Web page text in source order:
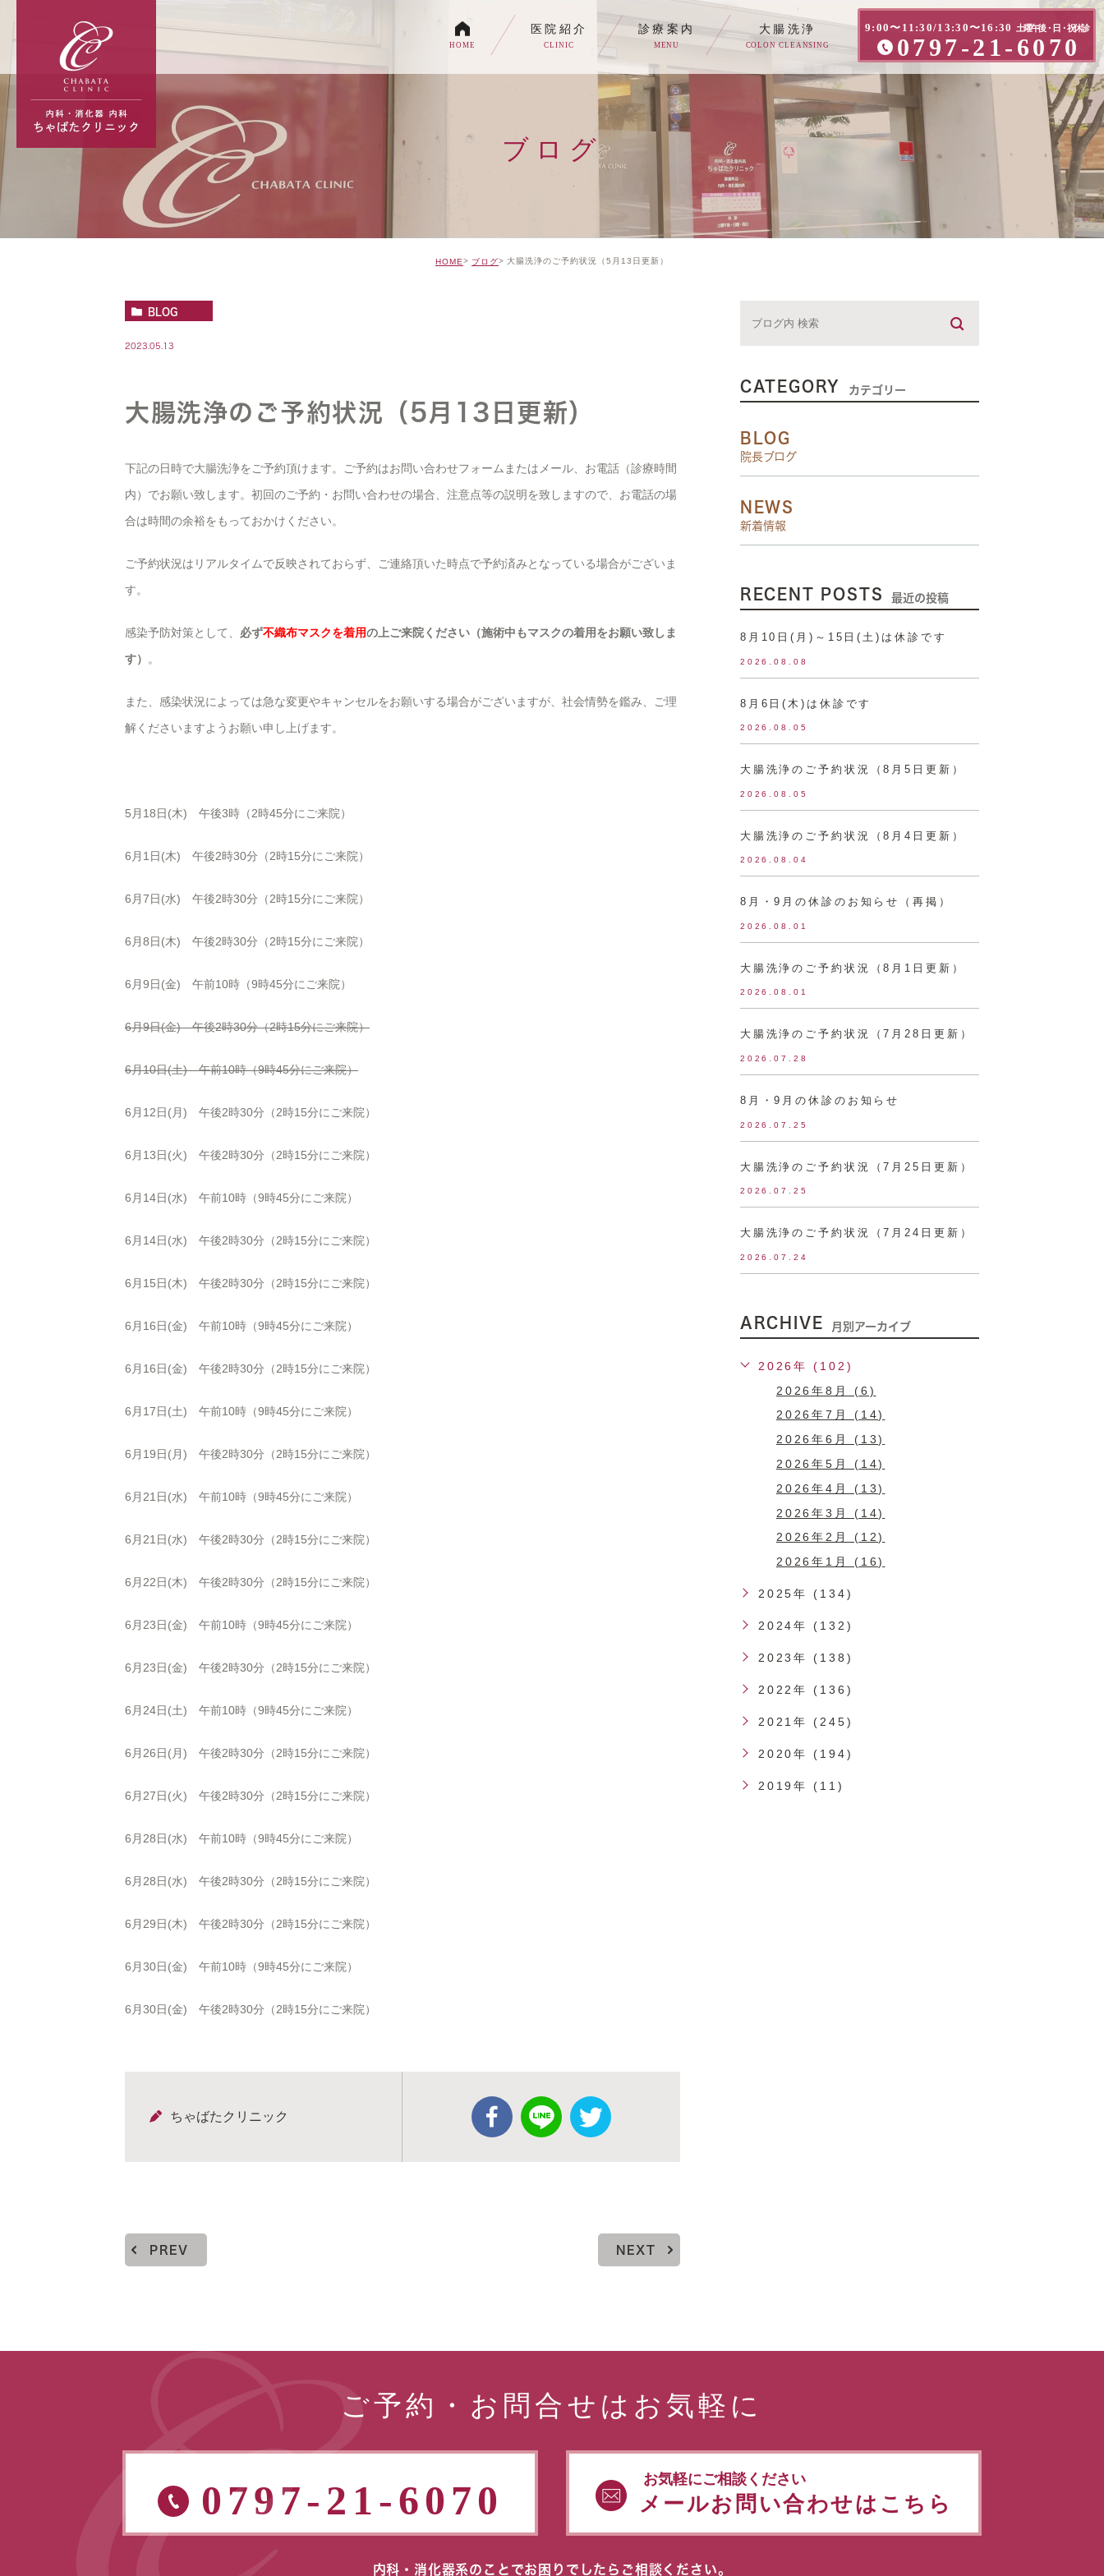
9:00〜11:30/13:30〜16:30 土曜午後・日・祝休診
0797-21-6070
HOME
医院紹介
CLINIC
診療案内
MENU
各種内視鏡検査について
生活習慣病
消化器内科・内科
トイレの症状でお悩みの方へ
大腸洗浄
COLON CLEANSING
ブログ
HOME ブログ 大腸洗浄のご予約状況（5月13日更新）
BLOG
2023.05.13
大腸洗浄のご予約状況（5月13日更新）
下記の日時で大腸洗浄をご予約頂けます。ご予約はお問い合わせフォームまたはメール、お電話（診療時間
内）でお願い致します。初回のご予約・お問い合わせの場合、注意点等の説明を致しますので、お電話の場
合は時間の余裕をもっておかけください。
ご予約状況はリアルタイムで反映されておらず、ご連絡頂いた時点で予約済みとなっている場合がございま
す。
感染予防対策として、 必ず不織布マスクを着用の上ご来院ください（施術中もマスクの着用をお願い致しま
す）
。
また、感染状況によっては急な変更やキャンセルをお願いする場合がございますが、社会情勢を鑑み、ご理
解くださいますようお願い申し上げます。
5月18日(木) 午後3時（2時45分にご来院）
6月1日(木) 午後2時30分（2時15分にご来院）
6月7日(水) 午後2時30分（2時15分にご来院）
6月8日(木) 午後2時30分（2時15分にご来院）
6月9日(金) 午前10時（9時45分にご来院）
6月9日(金) 午後2時30分（2時15分にご来院）
6月10日(土) 午前10時（9時45分にご来院）
6月12日(月) 午後2時30分（2時15分にご来院）
6月13日(火) 午後2時30分（2時15分にご来院）
6月14日(水) 午前10時（9時45分にご来院）
6月14日(水) 午後2時30分（2時15分にご来院）
6月15日(木) 午後2時30分（2時15分にご来院）
6月16日(金) 午前10時（9時45分にご来院）
6月16日(金) 午後2時30分（2時15分にご来院）
6月17日(土) 午前10時（9時45分にご来院）
6月19日(月) 午後2時30分（2時15分にご来院）
6月21日(水) 午前10時（9時45分にご来院）
6月21日(水) 午後2時30分（2時15分にご来院）
6月22日(木) 午後2時30分（2時15分にご来院）
6月23日(金) 午前10時（9時45分にご来院）
6月23日(金) 午後2時30分（2時15分にご来院）
6月24日(土) 午前10時（9時45分にご来院）
6月26日(月) 午後2時30分（2時15分にご来院）
6月27日(火) 午後2時30分（2時15分にご来院）
6月28日(水) 午前10時（9時45分にご来院）
6月28日(水) 午後2時30分（2時15分にご来院）
6月29日(木) 午後2時30分（2時15分にご来院）
6月30日(金) 午前10時（9時45分にご来院）
6月30日(金) 午後2時30分（2時15分にご来院）
ちゃばたクリニック
PREV NEXT
CATEGORY カテゴリー
BLOG
院長ブログ
NEWS
新着情報
RECENT POSTS 最近の投稿
8月10日(月)～15日(土)は休診です
2026.08.08
8月6日(木)は休診です
2026.08.05
大腸洗浄のご予約状況（8月5日更新）
2026.08.05
大腸洗浄のご予約状況（8月4日更新）
2026.08.04
8月・9月の休診のお知らせ（再掲）
2026.08.01
大腸洗浄のご予約状況（8月1日更新）
2026.08.01
大腸洗浄のご予約状況（7月28日更新）
2026.07.28
8月・9月の休診のお知らせ
2026.07.25
大腸洗浄のご予約状況（7月25日更新）
2026.07.25
大腸洗浄のご予約状況（7月24日更新）
2026.07.24
ARCHIVE 月別アーカイブ
2026年 (102)
2026年8月 (6)
2026年7月 (14)
2026年6月 (13)
2026年5月 (14)
2026年4月 (13)
2026年3月 (14)
2026年2月 (12)
2026年1月 (16)
2025年 (134)
2024年 (132)
2023年 (138)
2022年 (136)
2021年 (245)
2020年 (194)
2019年 (11)
ご予約・お問合せはお気軽に
0797-21-6070 お気軽にご相談ください
メールお問い合わせはこちら
内科・消化器系のことでお困りでしたらご相談ください。